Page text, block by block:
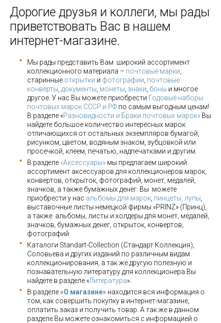
Дорогие друзья и коллеги, мы рады
приветствовать Вас в нашем
интернет-магазине.
Мы рады представить Вам широкий ассортимент
коллекционного материала – почтовые марки
старинные открытки и фотографии почтовые
конверты документы монеты знаки боны и многое
другое. У нас Вы можете приобрести Годовые наборы
почтовых марок СССР и РФ по самым выгодным ценам!
В разделе «Разновидности и Браки почтовых марок» Вы
найдете большое количество интересных марок
отличающихся от остальных экземпляров бумагой,
рисунком, цветом, водяным знаком, зубцовкой или
просечкой, клеем, печатью, надпечатками и другим.
В разделе «Аксессуары» мы предлагаем широкий
ассортимент аксессуаров для коллекционеров марок,
конвертов, открыток, фотографий, монет, медалей,
значков, а также бумажных денег. Вы можете
приобрести у нас альбомы для марок пинцеты, лупы
выставочные листы немецкой фирмы «PRINZ» (Принц),
а также альбомы, листы и холдеры для монет, медалей,
значков, бумажных денег, открыток, конвертов,
фотографий.
Каталоги Standart-Collection (Стандарт Коллекция),
Соловьева и других изданий по различным видам
коллекционирования, а так же другую полезную и
познавательную литературу для коллекционера Вы
найдете в разделе «Литература».
В разделе«О магазине» находится вся информация о
том, как совершить покупку в интернет-магазине,
оплатить заказ и получить товар. А так же в данном
разделе Вы можете ознакомиться с информацией о